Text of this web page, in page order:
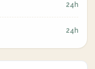
24h
24h